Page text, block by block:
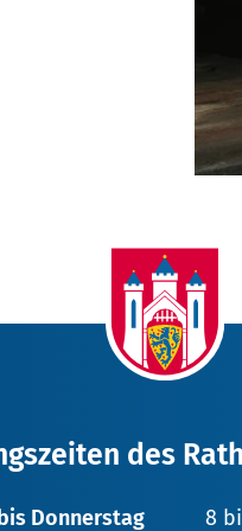
des
Donnerstag 8